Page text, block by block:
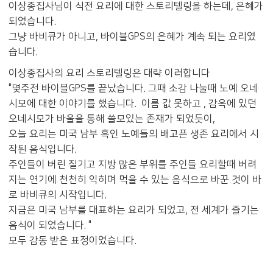
이상종집사님이 식전 요리에 대한 스토리텔링을 하는데, 은혜가
되었습니다.
그냥 바비큐가 아니고, 바이블GPS의 은혜가 계속 되는 요리였
습니다.
이상종집사의 요리 스토리텔링은 대략 이러합니다
"몇주전 바이블GPS를 끝났습니다. 그때 소감 나눌때 노예 오네
시모에 대한 이야기를 했습니다. 이름 값 못하고 , 감옥에 있던
오네시모가 바울을 통해 쓸모있는 존재가 되었듯이,
오늘 요리는 미국 남부 흑인 노예들의 배고픈 생존 요리에서 시
작된 음식입니다.
주인들이 버린 질기고 지방 많은 부위를 주인들 요리할때 버려
지는 연기에 천천히 익히며 먹을 수 있는 음식으로 바꾼 것이 바
로 바비큐의 시작입니다.
지금은 미국 남부를 대표하는 요리가 되었고, 전 세계가 즐기는
음식이 되었습니다. "
모두 감동 받은 표정이었습니다.